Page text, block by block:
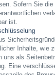
Sofern Sie
ist.
Inhalte, wie
uns als
Eine